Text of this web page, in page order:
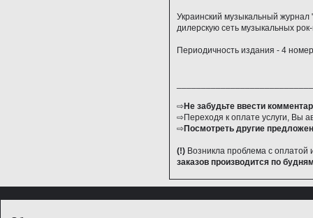
Украинский музыкальный журнал
дилерскую сеть музыкальных
Периодичность издания - 4
⇨Не забудьте ввести
⇨Переходя к оплате услуги, Вы
⇨Посмотреть другие
(!) Возникла проблема с
заказов производится по